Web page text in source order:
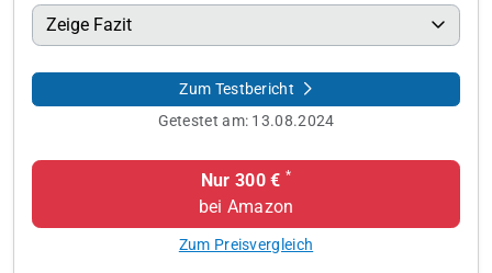
Zeige Fazit
Zum Testbericht
Getestet am: 13.08.2024
Nur 300 € *
bei Amazon
Zum Preisvergleich